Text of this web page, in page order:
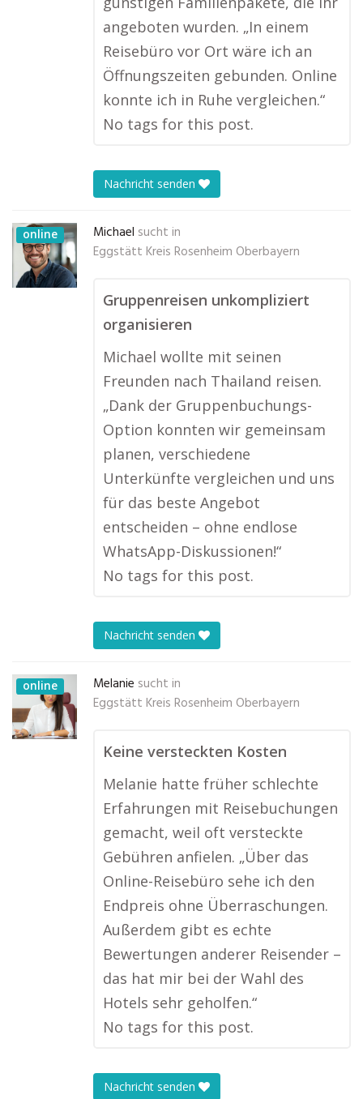
angeboten wurden. „In einem
Reisebüro vor Ort wäre ich an
Öffnungszeiten gebunden. Online
konnte ich in Ruhe vergleichen.“
No tags for this post.
Nachricht senden
online Michael sucht in
Eggstätt Kreis Rosenheim Oberbayern
Gruppenreisen unkompliziert
organisieren
Michael wollte mit seinen
Freunden nach Thailand reisen.
„Dank der Gruppenbuchungs-
Option konnten wir gemeinsam
planen, verschiedene
Unterkünfte vergleichen und uns
für das beste Angebot
entscheiden – ohne endlose
WhatsApp-Diskussionen!“
No tags for this post.
Nachricht senden
online Melanie sucht in
Eggstätt Kreis Rosenheim Oberbayern
Keine versteckten Kosten
Melanie hatte früher schlechte
Erfahrungen mit Reisebuchungen
gemacht, weil oft versteckte
Gebühren anfielen. „Über das
Online-Reisebüro sehe ich den
Endpreis ohne Überraschungen.
Außerdem gibt es echte
Bewertungen anderer Reisender –
das hat mir bei der Wahl des
Hotels sehr geholfen.“
No tags for this post.
Nachricht senden